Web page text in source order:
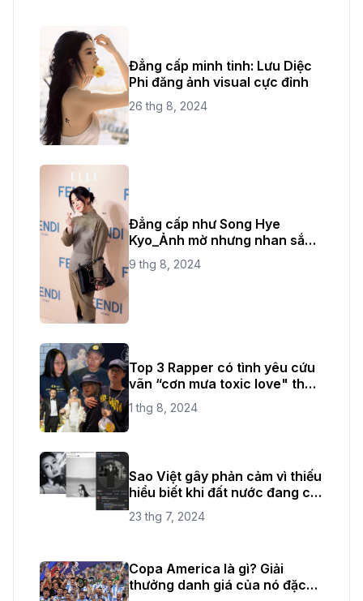
Đẳng cấp minh tinh: Lưu Diệc
Phi đăng ảnh visual cực đỉnh
26 thg 8, 2024
Đẳng cấp như Song Hye
Kyo_Ảnh mờ nhưng nhan sắc
không bao giờ mờ
9 thg 8, 2024
Top 3 Rapper có tình yêu cứu
vãn “cơn mưa toxic love" thời
gian vừa qua
1 thg 8, 2024
Sao Việt gây phản cảm vì thiếu
hiểu biết khi đất nước đang có
quốc tang
23 thg 7, 2024
Copa America là gì? Giải
thưởng danh giá của nó đặc